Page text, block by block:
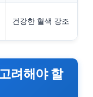
건강한 혈색 강조
려해야 할